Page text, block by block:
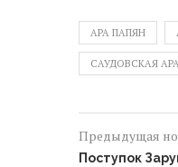
АРА ПАПЯН
САУДОВСКАЯ
Предыдущая
Поступок